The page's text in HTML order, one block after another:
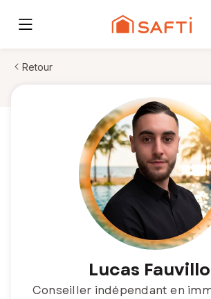
Retour
Lucas
Conseiller indépendant en